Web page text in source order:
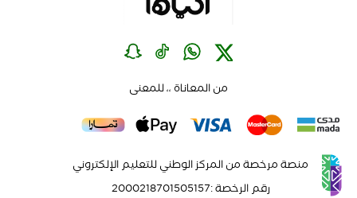
من المعاناة ،، للمعنى
منصة مرخصة من المركز الوطني للتعليم الإلكتروني
رقم الرخصة:
2000218701505157